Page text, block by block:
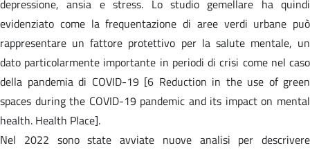
depressione, ansia e stress. Lo studio gemellare ha quindi
evidenziato come la frequentazione di aree verdi urbane può
rappresentare un fattore protettivo per la salute mentale, un
dato particolarmente importante in periodi di crisi come nel caso
della pandemia di COVID-19 [6 Reduction in the use of green
spaces during the COVID-19 pandemic and its impact on mental
health. Health Place].
Nel 2022 sono state avviate nuove analisi per descrivere